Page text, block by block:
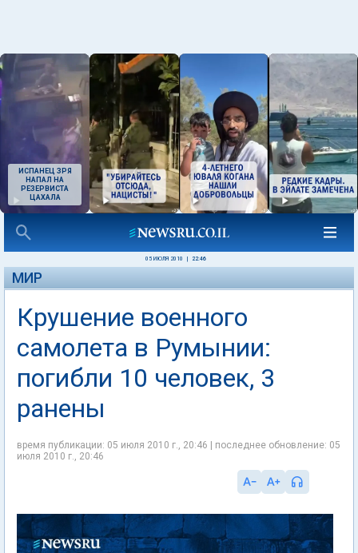
ИСПАНЕЦ ЗРЯ
НАПАЛ НА
РЕЗЕРВИСТА
ЦАХАЛА
05 ИЮЛЯ 2010 22:46
МИР
Крушение военного
самолета в Румынии:
погибли 10 человек, 3
ранены
время публикации: 05 июля 2010 г., 20:46 | последнее обновление: 05
июля 2010 г., 20:46